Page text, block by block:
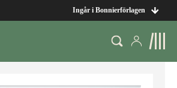
Ingår i Bonnierförlagen